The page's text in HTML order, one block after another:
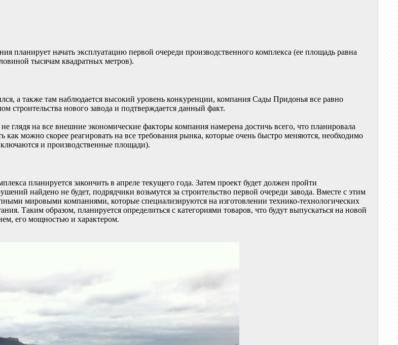
планирует начать эксплуатацию первой очереди производственного комплекса (ее площадь равна
тысячам квадратных метров).
а также там наблюдается высокий уровень конкуренции, компания Сады Придонья все равно
строительства нового завода и подтверждается данный факт.
глядя на все внешние экономические факторы компания намерена достичь всего, что планировала
можно скорее реагировать на все требования рынка, которые очень быстро меняются, необходимо
и производственные площади).
планируется закончить в апреле текущего года. Затем проект будет должен пройти
найдено не будет, подрядчики возьмутся за строительство первой очереди завода. Вместе с этим
мировыми компаниями, которые специализируются на изготовлении технико-технологических
Таким образом, планируется определиться с категориями товаров, что будут выпускаться на новой
его мощностью и характером.